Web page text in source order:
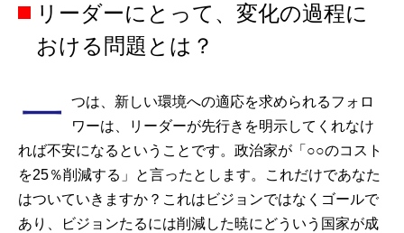
リーダーにとって、変化の過程に
おける問題とは？
一
つは、新しい環境への適応を求められるフォロ
ワーは、リーダーが先行きを明示してくれなけ
れば不安になるということです。政治家が「○○のコスト
を25％削減する」と言ったとします。これだけであなた
はついていきますか？これはビジョンではなくゴールで
あり、ビジョンたるには削減した暁にどういう国家が成